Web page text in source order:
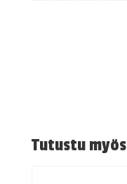
Tutustu myös